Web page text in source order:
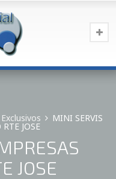
MINI SERVIS
JOSE
JOSE